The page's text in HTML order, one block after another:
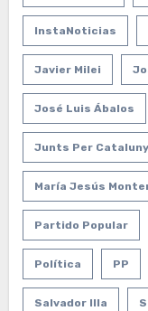
InstaNoticias
Javier Milei
José Luis Ábalos
Junts Per
María Jesús
Partido Popular
Política PP
Salvador Illa